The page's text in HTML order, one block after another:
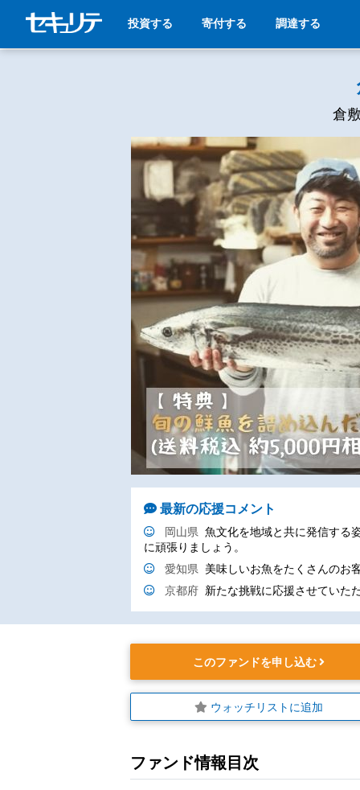
投資する 寄付する 調達する
倉
最新の応援コメント
岡山県 魚文化を地域と共に発信する
に頑張りましょう。
愛知県 美味しいお魚をたくさんのお
京都府 新たな挑戦に応援させていた
このファンドを申し込む
ウォッチリストに追加
ファンド情報目次